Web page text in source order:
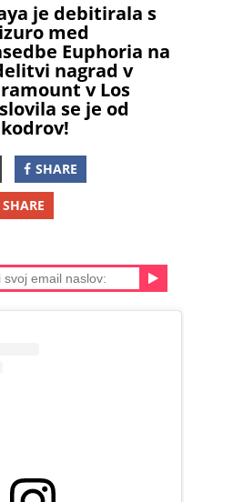
je debitirala s
med
Euphoria na
nagrad v
v Los
se je od
SHARE
SHARE